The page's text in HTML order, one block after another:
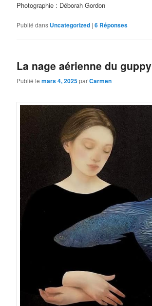
Photographie : Déborah Gordon
Publié dans Uncategorized |6 Réponses
La nage aérienne du guppy
Publié lemars 4, 2025parCarmen